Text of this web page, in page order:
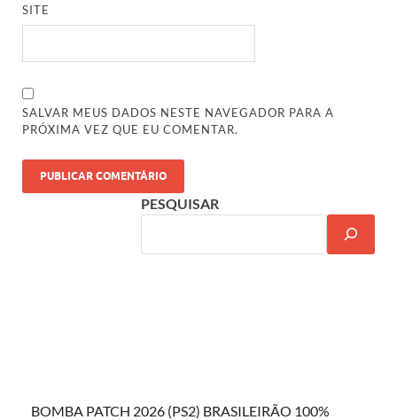
SITE
SALVAR MEUS DADOS NESTE NAVEGADOR PARA A
PRÓXIMA VEZ QUE EU COMENTAR.
PESQUISAR
BOMBA PATCH 2026 (PS2) BRASILEIRÃO 100%